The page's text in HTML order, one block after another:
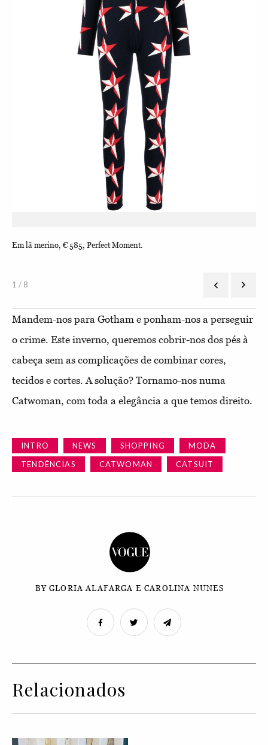
Em lã merino, € 585, Perfect Moment.
1 / 8
Mandem-nos para Gotham e ponham-nos a perseguir
o crime. Este inverno, queremos cobrir-nos dos pés à
cabeça sem as complicações de combinar cores,
tecidos e cortes. A solução? Tornamo-nos numa
Catwoman, com toda a elegância a que temos direito.
INTRO NEWS SHOPPING
MODA
TENDÊNCIAS
CATWOMAN CATSUIT
BY GLORIA ALAFARGA E CAROLINA NUNES
Relacionados